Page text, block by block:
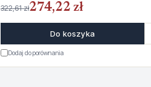
322,61 zł274,22 zł
Do koszyka
Dodaj do porównania